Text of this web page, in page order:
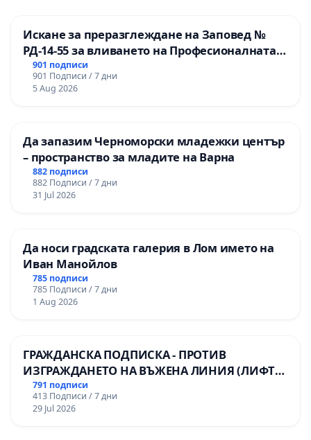
Искане за преразглеждане на Заповед №
РД-14-55 за вливането на Професионалната
гимназия по промишлени технологии в
Професионалната гимназия по икономика и
мениджмънт – гр. Пазарджик
901 подписи
901 Подписи / 7 дни
5 Aug 2026
Да запазим Черноморски младежки център
– пространство за младите на Варна
882 подписи
882 Подписи / 7 дни
31 Jul 2026
Да носи градската галерия в Лом името на
Иван Манойлов
785 подписи
785 Подписи / 7 дни
1 Aug 2026
ГРАЖДАНСКА ПОДПИСКА - ПРОТИВ
ИЗГРАЖДАНЕТО НА ВЪЖЕНА ЛИНИЯ (ЛИФТ)
НА ТЕРИТОРИЯТА НА ПРИРОДНА
ЗАБЕЛЕЖИТЕЛНОСТ „ХЪЛМ НА
ОСВОБОДИТЕЛИТЕ“ (БУНАРДЖИК)
791 подписи
413 Подписи / 7 дни
29 Jul 2026